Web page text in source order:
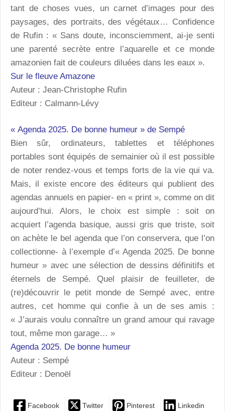
tant de choses vues, un carnet d’images pour des
paysages, des portraits, des végétaux… Confidence
de Rufin : « Sans doute, inconsciemment, ai-je senti
une parenté secrète entre l’aquarelle et ce monde
amazonien fait de couleurs diluées dans les eaux ».
Sur le fleuve Amazone
Auteur : Jean-Christophe Rufin
Editeur : Calmann-Lévy
« Agenda 2025. De bonne humeur » de Sempé
Bien sûr, ordinateurs, tablettes et téléphones
portables sont équipés de semainier où il est possible
de noter rendez-vous et temps forts de la vie qui va.
Mais, il existe encore des éditeurs qui publient des
agendas annuels en papier- en « print », comme on dit
aujourd’hui. Alors, le choix est simple : soit on
acquiert l’agenda basique, aussi gris que triste, soit
on achète le bel agenda que l’on conservera, que l’on
collectionne- à l’exemple d’« Agenda 2025. De bonne
humeur » avec une sélection de dessins définitifs et
éternels de Sempé. Quel plaisir de feuilleter, de
(re)découvrir le petit monde de Sempé avec, entre
autres, cet homme qui confie à un de ses amis :
« J’aurais voulu connaître un grand amour qui ravage
tout, même mon garage… »
Agenda 2025. De bonne humeur
Auteur : Sempé
Editeur : Denoël
Facebook Twitter Pinterest Linkedin